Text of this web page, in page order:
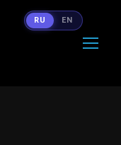
RU EN